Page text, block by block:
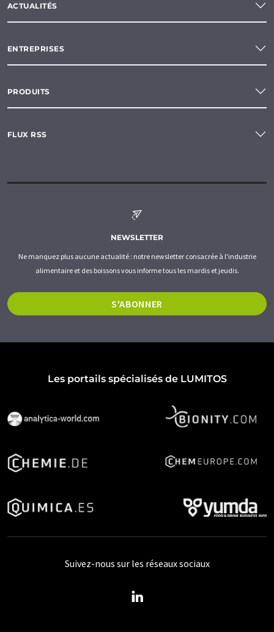
ACTUALITÉS
ENTREPRISES
PRODUITS
FLUX RSS
NEWSLETTER
Ne manquez plus aucune actualité : notre newsletter consacrée à l'industrie
alimentaire et des boissons vous informe tous les mardis et jeudis.
S'ABONNER
Les portails spécialisés de LUMITOS
Suivez-nous sur les réseaux sociaux